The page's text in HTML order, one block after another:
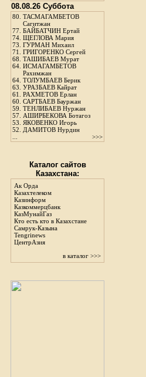
08.08.26 Суббота
80. ТАСМАГАМБЕТОВ
Сагитжан
77. БАЙБАТЧИН Ертай
74. ЩЕГЛОВА Мария
73. ГУРМАН Михаил
71. ГРИГОРЕНКО Сергей
68. ТАШИБАЕВ Мурат
64. ИСМАГАМБЕТОВ
Рахимжан
64. ТОЛУМБАЕВ Берик
63. УРАЗБАЕВ Кайрат
61. РАХМЕТОВ Ерлан
60. САРТБАЕВ Бауржан
59. ТЕНЛИБАЕВ Нуржан
57. АШИРБЕКОВА Ботагоз
53. ЯКОВЕНКО Игорь
52. ДАМИТОВ Нурдин
>>>
Каталог сайтов
Казахстана:
Ак Орда
Казахтелеком
Казинформ
Казкоммерцбанк
КазМунайГаз
Кто есть кто в Казахстане
Самрук-Казына
Tengrinews
ЦентрАзия
в каталог >>>